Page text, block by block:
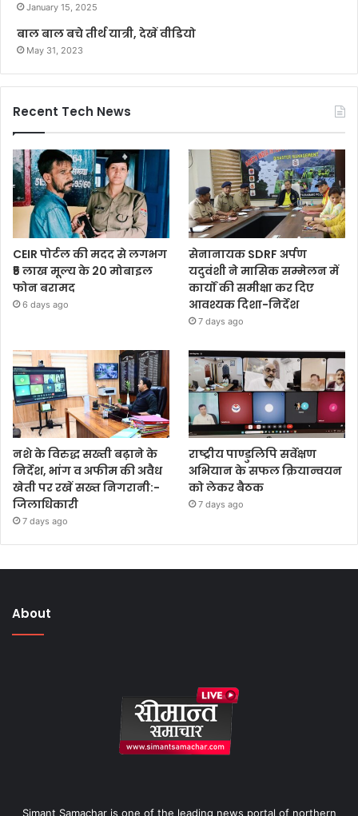
January 15, 2025
बाल बाल बचे तीर्थ यात्री, देखें वीडियो
May 31, 2023
Recent Tech News
CEIR पोर्टल की मदद से लगभग
₹5 लाख मूल्य के 20 मोबाइल
फोन बरामद
6 days ago
सेनानायक SDRF अर्पण
यदुवंशी ने मासिक सम्मेलन में
कार्यों की समीक्षा कर दिए
आवश्यक दिशा-निर्देश
7 days ago
नशे के विरुद्ध सख्ती बढ़ाने के
निर्देश, भांग व अफीम की अवैध
खेती पर रखें सख्त निगरानी:-
जिलाधिकारी
7 days ago
राष्ट्रीय पाण्डुलिपि सर्वेक्षण
अभियान के सफल क्रियान्वयन
को लेकर बैठक
7 days ago
About
Simant Samachar is one of the leading news portal of northern